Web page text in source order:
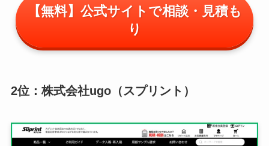
【無料】公式サイトで相談・見積も
り
2位：株式会社ugo（スプリント）